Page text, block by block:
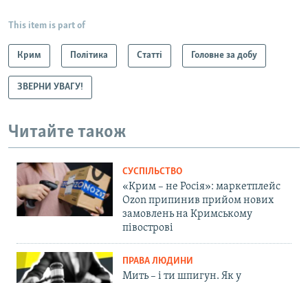
This item is part of
Крим Політика Статті Головне за добу
ЗВЕРНИ УВАГУ!
Читайте також
СУСПІЛЬСТВО
«Крим – не Росія»: маркетплейс
Ozon припинив прийом нових
замовлень на Кримському
півострові
ПРАВА ЛЮДИНИ
Мить – і ти шпигун. Як у